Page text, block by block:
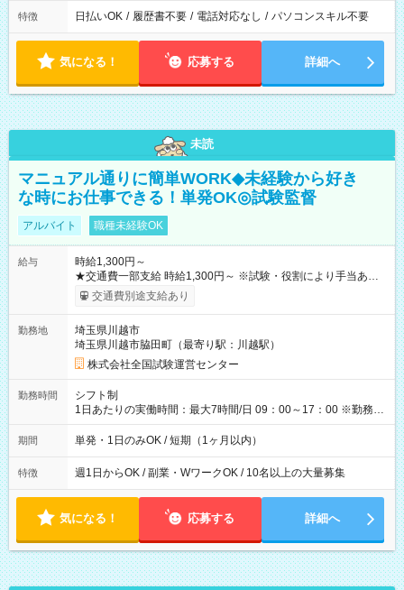
特徴 日払いOK / 履歴書不要 / 電話対応なし / パソコンスキル不要
気になる！ 応募する 詳細へ
未読
マニュアル通りに簡単WORK◆未経験から好き
な時にお仕事できる！単発OK◎試験監督
アルバイト 職種未経験OK
給与
時給1,300円～
★交通費一部支給 時給1,300円～ ※試験・役割により手当あり
※勤務回数により昇給あり 【即給（前払い）オプションあ
り！】 希望される場合、勤務から1週間ほどで給与の一部を受け
例】 ・河合塾模擬試験 8:30～17:30（休憩1時間） 時給1,300円
×8時間＝日収10,400円＋交通費 ※当日の役割により時給＋100
円の場合あり ・国家試験 7:00～13:30（休憩なし） 時給1,300
円（役割手当＋100円）×6時間＝日収8,400円＋交通費 【試用期
間】試用期間なし
交通費別途支給あり
勤務地
埼玉県川越市
埼玉県川越市脇田町（最寄り駅：川越駅）
株式会社全国試験運営センター
勤務時間
シフト制
1日あたりの実働時間：最大7時間/日 09：00～17：00 ※勤務時
間は 試験により異なります。
期間 単発・1日のみOK / 短期（1ヶ月以内）
特徴 週1日からOK / 副業・WワークOK / 10名以上の大量募集
気になる！ 応募する 詳細へ